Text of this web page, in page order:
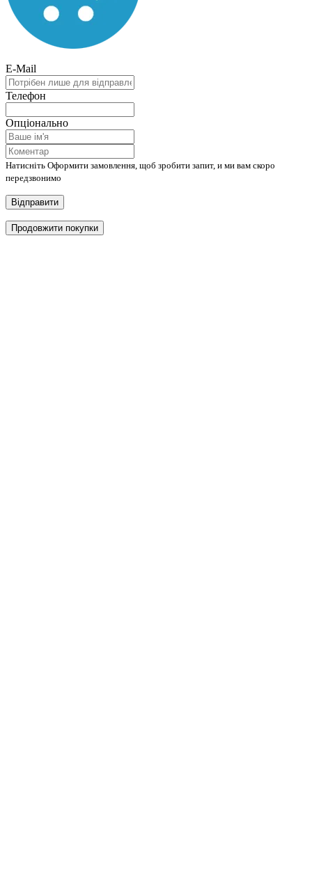
E-Mail
Телефон
Опціонально
Натисніть Оформити замовлення, щоб зробити запит, и ми вам скоро
передзвонимо
Відправити
Продовжити покупки